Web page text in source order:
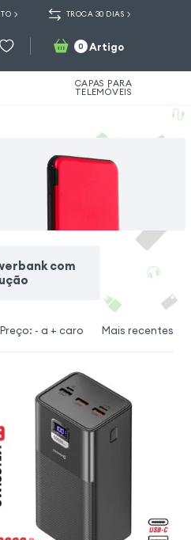
TROCA 30 DIAS
0 Artigo
CAPAS PARA
TELEMÓVEIS
com
Preço: - a + caro Mais recentes